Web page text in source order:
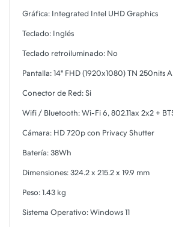
Gráfica: Integrated Intel UHD Graphics
Teclado: Inglés
Teclado retroiluminado: No
Pantalla: 14" FHD (1920x1080) TN 250nits
Conector de Red: Si
Wifi / Bluetooth: Wi-Fi 6, 802.11ax 2x2 +
Cámara: HD 720p con Privacy Shutter
Batería: 38Wh
Dimensiones: 324.2 x 215.2 x 19.9 mm
Peso: 1.43 kg
Sistema Operativo: Windows 11